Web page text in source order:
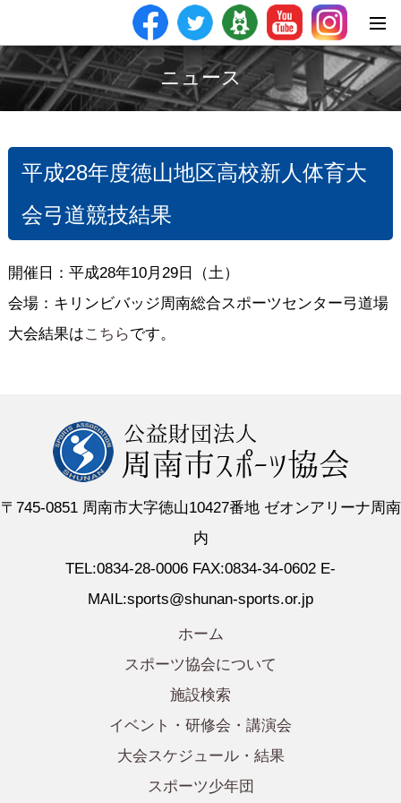
ニュース
平成28年度徳山地区高校新人体育大
会弓道競技結果
開催日：平成28年10月29日（土）
会場：キリンビバッジ周南総合スポーツセンター弓道場
大会結果はこちらです。
〒745-0851 周南市大字徳山10427番地 ゼオンアリーナ周南
内
TEL:0834-28-0006 FAX:0834-34-0602 E-
MAIL:sports@shunan-sports.or.jp
ホーム
スポーツ協会について
施設検索
イベント・研修会・講演会
大会スケジュール・結果
スポーツ少年団